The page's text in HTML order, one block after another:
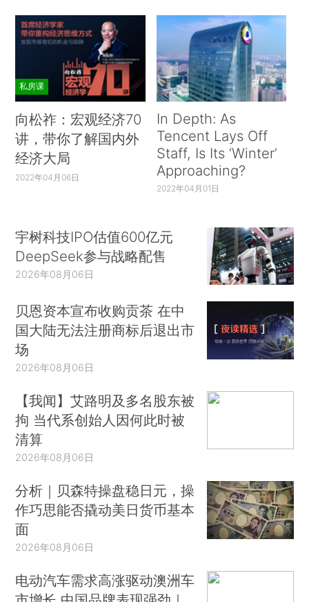
私房课
向松祚：宏观经济70
讲，带你了解国内外
经济大局
2022年04月06日
In Depth: As
Tencent Lays Off
Staff, Is Its ‘Winter’
Approaching?
2022年04月01日
宇树科技IPO估值600亿元
DeepSeek参与战略配售
2026年08月06日
贝恩资本宣布收购贡茶 在中
国大陆无法注册商标后退出市
场
2026年08月06日
【我闻】艾路明及多名股东被
拘 当代系创始人因何此时被
清算
2026年08月06日
分析｜贝森特操盘稳日元，操
作巧思能否撬动美日货币基本
面
2026年08月06日
电动汽车需求高涨驱动澳洲车